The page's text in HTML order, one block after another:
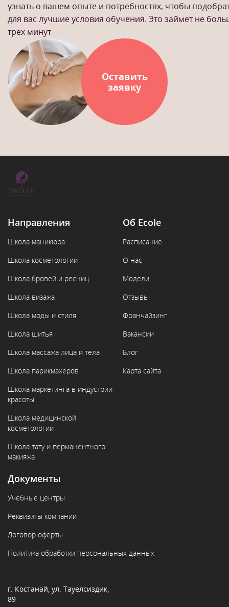
узнать о вашем опыте и потребностях, чтобы
для вас лучшие условия обучения. Это займет не
трех минут
Оставить
заявку
Направления
Школа маникюра
Школа косметологии
Школа бровей и ресниц
Школа визажа
Школа моды и стиля
Школа шитья
Школа массажа лица и тела
Школа парикмахеров
Школа маркетинга в индустрии
красоты
Школа медицинской
косметологии
Школа тату и перманентного
макияжа
Об Ecole
Расписание
О нас
Модели
Отзывы
Франчайзинг
Вакансии
Блог
Карта сайта
Документы
Учебные центры
Реквизиты компании
Договор оферты
Политика обработки персональных данных
г. Костанай, ул. Тауелсиздик,
89